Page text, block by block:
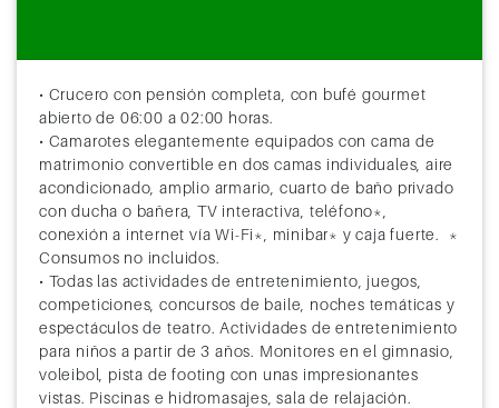
• Crucero con pensión completa, con bufé gourmet
abierto de 06:00 a 02:00 horas.
• Camarotes elegantemente equipados con cama de
matrimonio convertible en dos camas individuales, aire
acondicionado, amplio armario, cuarto de baño privado
con ducha o bañera, TV interactiva, teléfono*,
conexión a internet vía Wi-Fi*, minibar* y caja fuerte. *
Consumos no incluidos.
• Todas las actividades de entretenimiento, juegos,
competiciones, concursos de baile, noches temáticas y
espectáculos de teatro. Actividades de entretenimiento
para niños a partir de 3 años. Monitores en el gimnasio,
voleibol, pista de footing con unas impresionantes
vistas. Piscinas e hidromasajes, sala de relajación.